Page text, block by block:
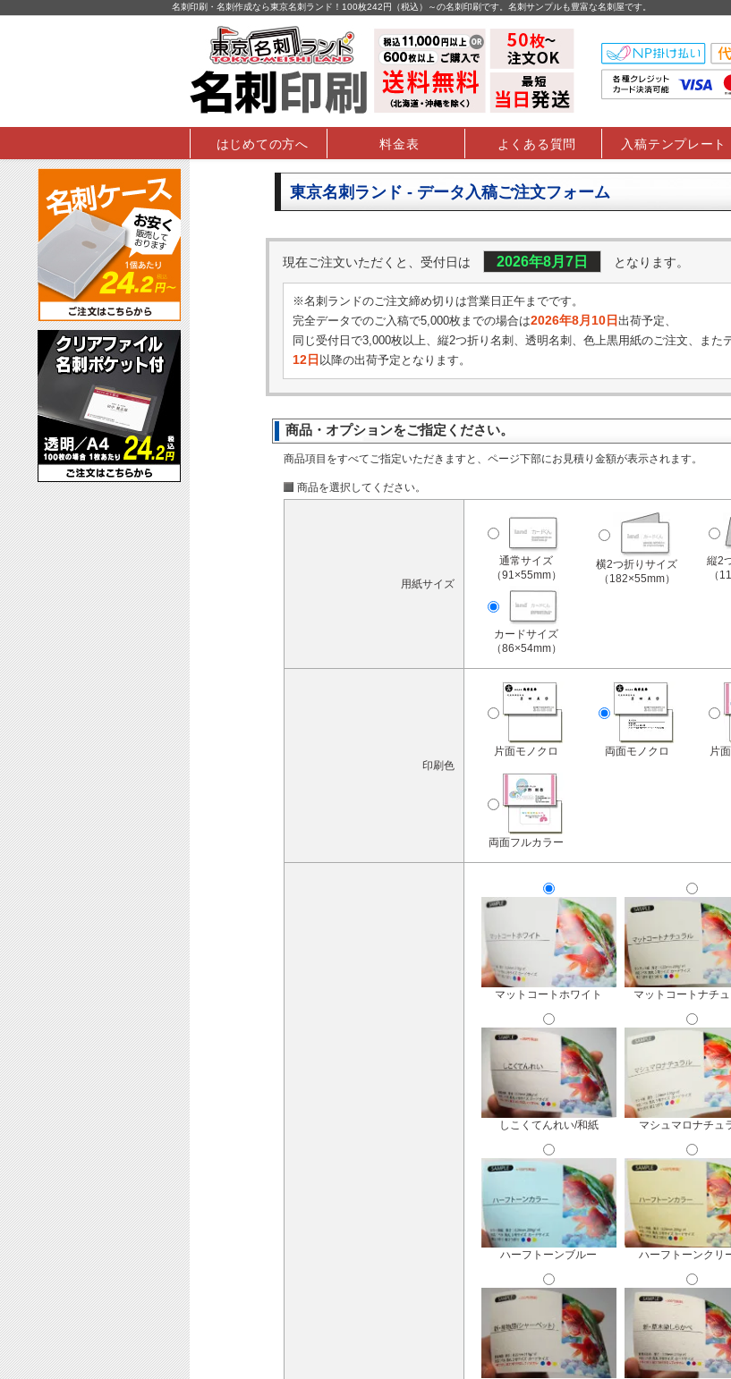
名刺印刷・名刺作成なら東京名刺ランド！100枚242円（税込）～の名刺印刷です。名刺サンプルも豊富な名刺屋です。
はじめての方へ 料金表 よくある質問 入稿テンプレート
東京名刺ランド - データ入稿ご注文フォーム
現在ご注文いただくと、受付日は 2026年8月7日 となります。
※名刺ランドのご注文締め切りは営業日正午までです。
完全データでのご入稿で5,000枚までの場合は2026年8月10日 出荷予定、
同じ受付日で3,000枚以上、縦2つ折り名刺、透明名刺、 色上黒用紙のご注文、また
12日 以降の出荷予定となります。
商品・オプションをご指定ください。
商品項目をすべてご指定いただきますと、ページ下部にお見積り金額が表示されます。
商品を選択してください。
用紙サイズ
通常サイズ
（91×55mm）
横2つ折りサイズ
（182×55mm）
縦2
（
カードサイズ
（86×54mm）
印刷色
片面モノクロ 両面モノクロ 片
両面フルカラー
マットコートホワイト マットコートナチ
しこくてんれい/和紙 マシュマロナチュ
ハーフトーンブルー ハーフトーンクリ